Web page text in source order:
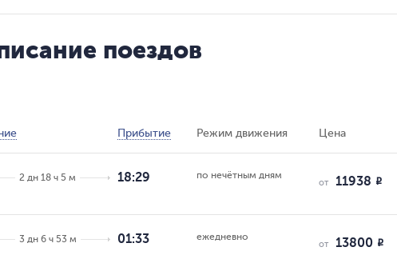
поездов
Прибытие Режим движения Цена
2 дн 18 ч 5 м 18:29 по нечётным дням
от 11938 R
3 дн 6 ч 53 м 01:33 ежедневно
от 13800 R